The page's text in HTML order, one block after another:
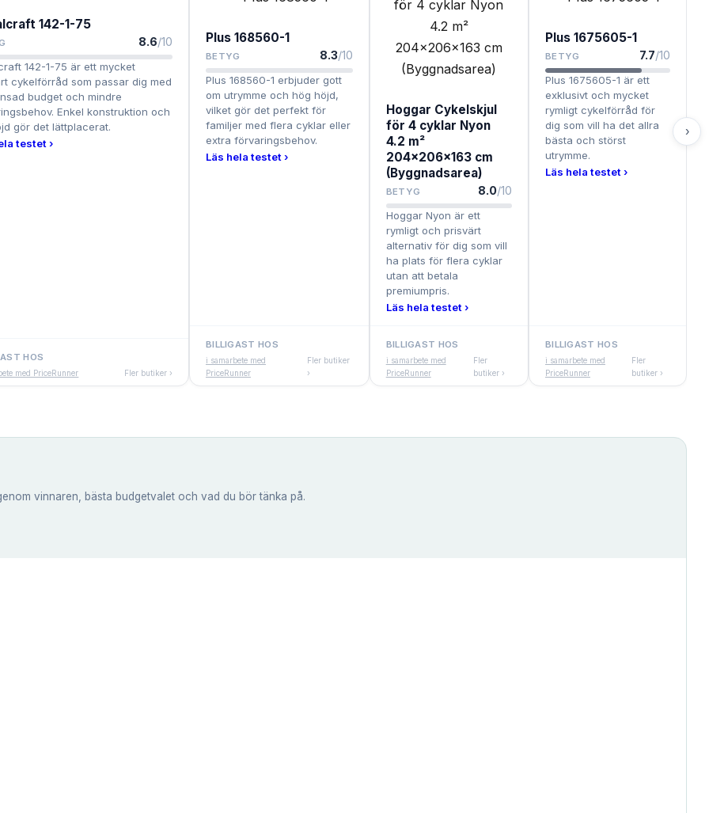
142-1-75
8.6/10
142-1-75 är ett mycket
cykelförråd som passar dig med
budget och mindre
Enkel konstruktion och
gör det lättplacerat.
testet ›
HOS
med PriceRunner Fler butiker ›
Plus 168560-1
BETYG 8.3/10
Plus 168560-1 erbjuder gott
om utrymme och hög höjd,
vilket gör det perfekt för
familjer med flera cyklar eller
extra förvaringsbehov.
Läs hela testet ›
BILLIGAST HOS
i samarbete med
PriceRunner
Fler butiker
›
Hoggar Cykelskjul
för 4 cyklar Nyon
4.2 m²
204x206x163 cm
(Byggnadsarea)
BETYG 8.0/10
Hoggar Nyon är ett
rymligt och prisvärt
alternativ för dig som vill
ha plats för flera cyklar
utan att betala
premiumpris.
Läs hela testet ›
BILLIGAST HOS
i samarbete med
PriceRunner
Fler
butiker ›
Plus 1675605-1
BETYG 7.7/10
Plus 1675605-1 är ett
exklusivt och mycket
rymligt cykelförråd för
dig som vill ha det allra
bästa och störst
utrymme.
Läs hela testet ›
BILLIGAST HOS
i samarbete med
PriceRunner
Fler
butiker ›
›
vinnaren, bästa budgetvalet och vad du bör tänka på.